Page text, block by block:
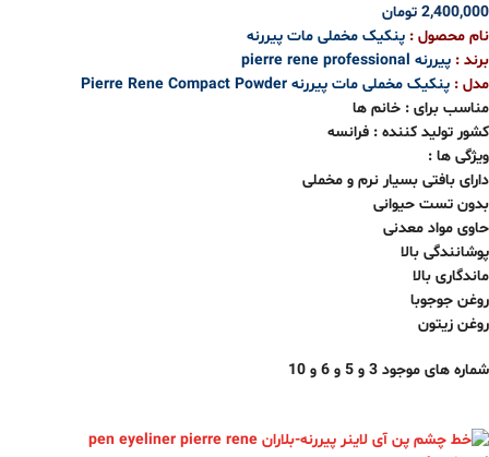
2,400,000 تومان
نام محصول : پنکیک مخملی مات پیررنه
برند : پیررنه pierre rene professional
مدل : پنکیک مخملی مات پیررنه Pierre Rene Compact Powder
مناسب برای : خانم ها
کشور تولید کننده : فرانسه
ویژگی ها :
دارای بافتی بسیار نرم و مخملی
بدون تست حیوانی
حاوی مواد معدنی
پوشانندگی بالا
ماندگاری بالا
روغن جوجوبا
روغن زیتون
شماره های موجود 3 و 5 و 6 و 10